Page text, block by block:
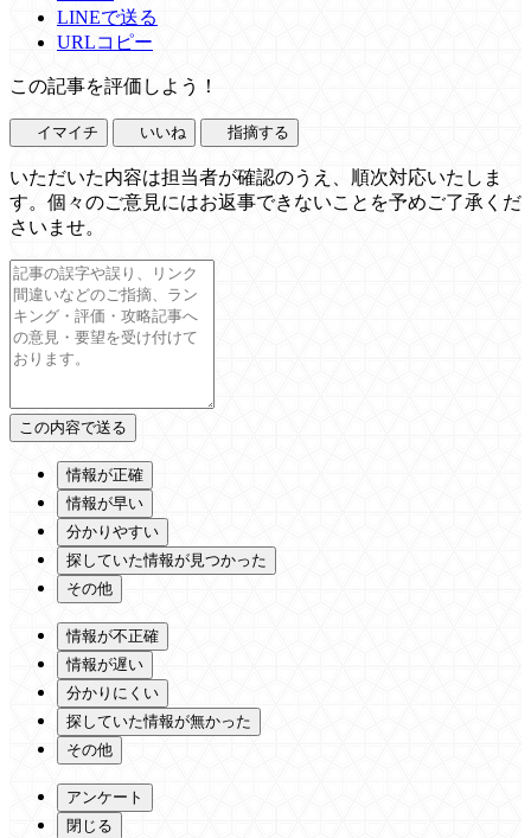
LINEで送る
URLコピー
この記事を評価しよう！
イマイチ いいね 指摘する
いただいた内容は担当者が確認のうえ、順次対応いたしま
す。個々のご意見にはお返事できないことを予めご了承くだ
さいませ。
情報が正確
情報が早い
分かりやすい
探していた情報が見つかった
その他
情報が不正確
情報が遅い
分かりにくい
探していた情報が無かった
その他
アンケート
閉じる